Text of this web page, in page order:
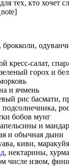
тех, кто хочет
кресс-салат,
горох и
и ячмень
рис басмати,
подсолнечника,
бобов мунг
и
и обычная дыни
киви,
, нектарины,
числе изюм,